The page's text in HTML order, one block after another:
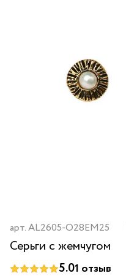
арт.AL2605-O28EM25
Серьги с жемчугом
5.01 отзыв